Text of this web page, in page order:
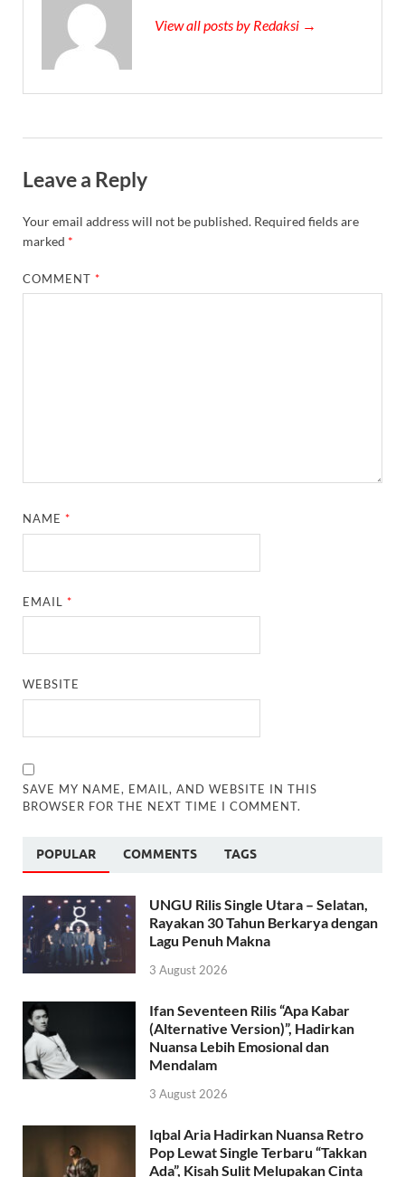
View all posts by Redaksi →
Leave a Reply
Your email address will not be published. Required fields are
marked *
COMMENT*
NAME*
EMAIL*
WEBSITE
SAVE MY NAME, EMAIL, AND WEBSITE IN THIS
BROWSER FOR THE NEXT TIME I COMMENT.
POPULAR COMMENTS TAGS
UNGU Rilis Single Utara – Selatan,
Rayakan 30 Tahun Berkarya dengan
Lagu Penuh Makna
3 August 2026
Ifan Seventeen Rilis “Apa Kabar
(Alternative Version)”, Hadirkan
Nuansa Lebih Emosional dan
Mendalam
3 August 2026
Iqbal Aria Hadirkan Nuansa Retro
Pop Lewat Single Terbaru “Takkan
Ada”, Kisah Sulit Melupakan Cinta